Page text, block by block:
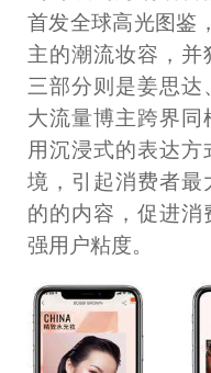
首发全球高光图鉴
主的潮流妆容，并
三部分则是姜思达
大流量博主跨界同
用沉浸式的表达
境，引起消费者最
的的内容，促进消
强用户粘度。